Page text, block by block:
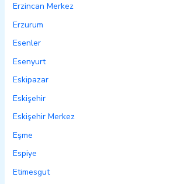
Erzincan Merkez
Erzurum
Esenler
Esenyurt
Eskipazar
Eskişehir
Eskişehir Merkez
Eşme
Espiye
Etimesgut